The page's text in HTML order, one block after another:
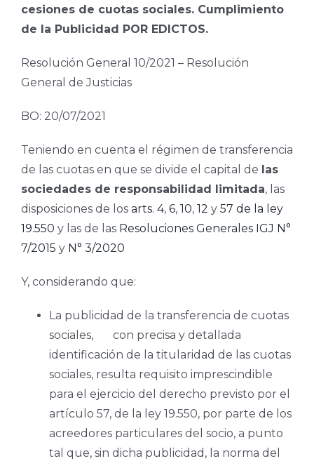
cesiones de cuotas sociales. Cumplimiento
de la Publicidad POR EDICTOS.
Resolución General 10/2021 – Resolución
General de Justicias
BO: 20/07/2021
Teniendo en cuenta el régimen de transferencia
de las cuotas en que se divide el capital de las
sociedades de responsabilidad limitada, las
disposiciones de los arts. 4, 6, 10, 12 y 57 de la ley
19.550 y las de las Resoluciones Generales IGJ N°
7/2015 y N° 3/2020
Y, considerando que:
La publicidad de la transferencia de cuotas
sociales,
con precisa y detallada
identificación de la titularidad de las cuotas
sociales, resulta requisito imprescindible
para el ejercicio del derecho previsto por el
artículo 57, de la ley 19.550, por parte de los
acreedores particulares del socio, a punto
tal que, sin dicha publicidad, la norma del